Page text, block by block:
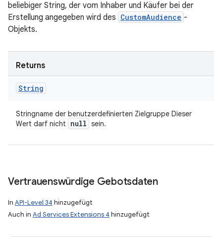
beliebiger String, der vom Inhaber und Käufer bei der
Erstellung angegeben wird des CustomAudience -
Objekts.
Returns
String
Stringname der benutzerdefinierten Zielgruppe Dieser
Wert darf nicht
null sein.
Vertrauenswürdige Gebotsdaten
In API-Level 34 hinzugefügt
Auch in Ad Services Extensions 4 hinzugefügt